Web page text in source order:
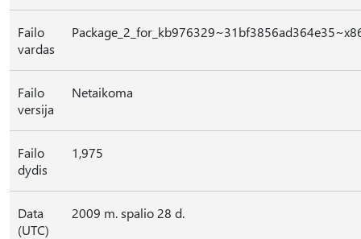
Failo
vardas
Failo
versija
Netaikoma
Failo
dydis
1,975
Data
(UTC)
2009 m. spalio 28 d.